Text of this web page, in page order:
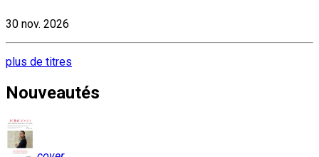
30 nov. 2026
plus de titres
Nouveautés